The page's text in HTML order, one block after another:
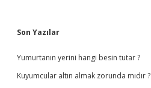
Sidebar
Son Yazılar
Yumurtanın yerini hangi besin tutar ?
Kuyumcular altın almak zorunda mıdır ?